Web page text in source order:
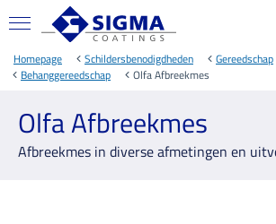
Homepage Schildersbenodigdheden
Gereedschap
Behanggereedschap
Olfa Afbreekmes
Olfa Afbreekmes
Afbreekmes in diverse afmetingen en